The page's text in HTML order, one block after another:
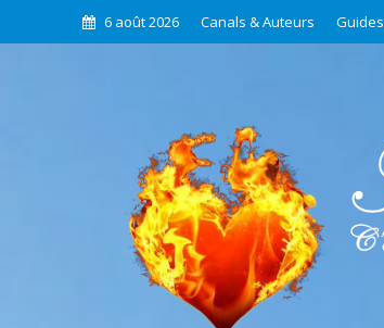
6 août 2026 Canals & Auteurs